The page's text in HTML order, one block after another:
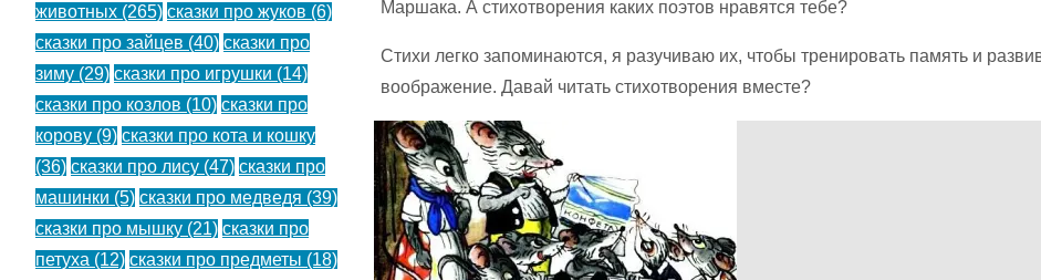
Маршака. А стихотворения каких поэтов нравятся тебе?
Стихи легко запоминаются, я разучиваю их, чтобы тренировать память и
воображение. Давай читать стихотворения вместе?
животных (265) сказки про жуков (6)
сказки про зайцев (40) сказки про
зиму (29) сказки про игрушки (14)
сказки про козлов (10) сказки про
корову (9) сказки про кота и кошку
(36) сказки про лису (47) сказки про
машинки (5) сказки про медведя (39)
сказки про мышку (21) сказки про
петуха (12) сказки про предметы (18)